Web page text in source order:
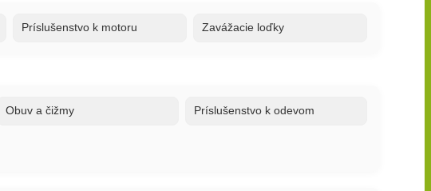
Príslušenstvo k motoru Zavážacie loďky
Obuv a čižmy Príslušenstvo k odevom